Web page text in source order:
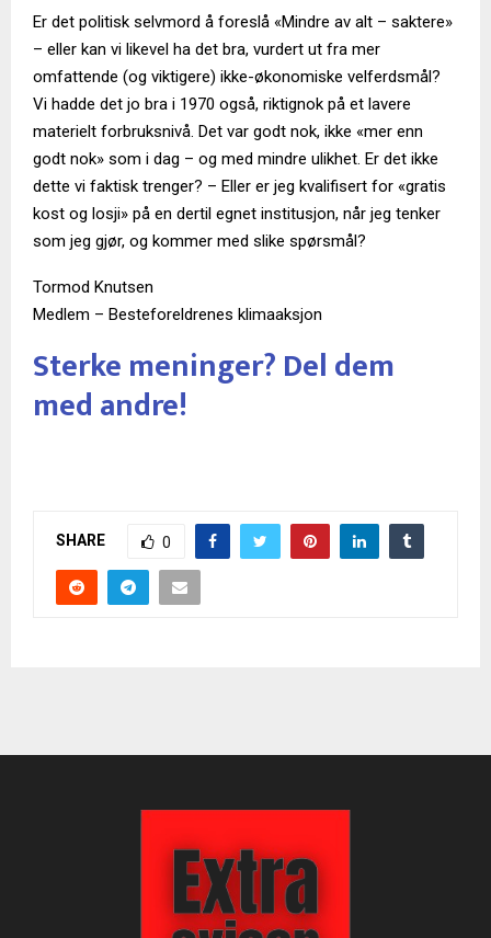
Er det politisk selvmord å foreslå «Mindre av alt – saktere»
– eller kan vi likevel ha det bra, vurdert ut fra mer
omfattende (og viktigere) ikke-økonomiske velferdsmål?
Vi hadde det jo bra i 1970 også, riktignok på et lavere
materielt forbruksnivå. Det var godt nok, ikke «mer enn
godt nok» som i dag – og med mindre ulikhet. Er det ikke
dette vi faktisk trenger? – Eller er jeg kvalifisert for «gratis
kost og losji» på en dertil egnet institusjon, når jeg tenker
som jeg gjør, og kommer med slike spørsmål?
Tormod Knutsen
Medlem – Besteforeldrenes klimaaksjon
Sterke meninger? Del dem
med andre!
SHARE 0